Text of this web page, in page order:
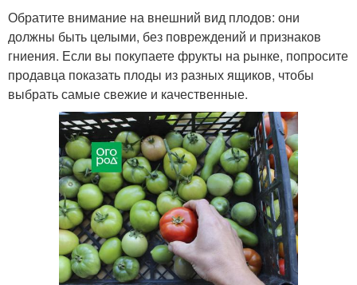
Обратите внимание на внешний вид плодов: они
должны быть целыми, без повреждений и признаков
гниения. Если вы покупаете фрукты на рынке, попросите
продавца показать плоды из разных ящиков, чтобы
выбрать самые свежие и качественные.